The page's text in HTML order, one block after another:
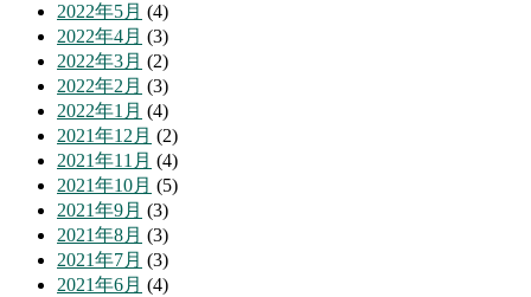
2022年5月 (4)
2022年4月 (3)
2022年3月 (2)
2022年2月 (3)
2022年1月 (4)
2021年12月 (2)
2021年11月 (4)
2021年10月 (5)
2021年9月 (3)
2021年8月 (3)
2021年7月 (3)
2021年6月 (4)